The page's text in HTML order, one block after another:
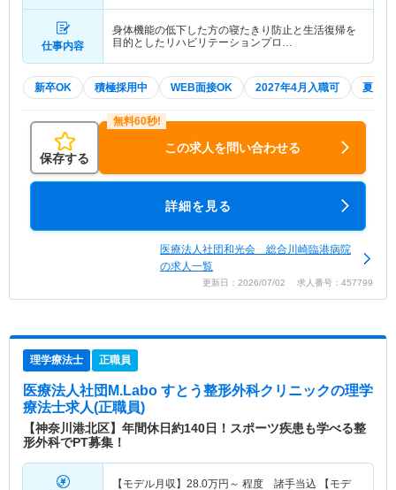
仕事内容
身体機能の低下した方の寝たきり防止と生活復帰を
目的としたリハビリテーションプロ…
新卒OK 積極採用中 WEB面接OK 2027年4月入職可 夏～
保存する
この求人を問い合わせる
詳細を見る
医療法人社団和光会 総合川崎臨港病院
の求人一覧
更新日：2026/07/02 求人番号：457799
理学療法士 正職員
医療法人社団M.Labo すとう整形外科クリニックの理学
療法士求人(正職員)
【神奈川港北区】年間休日約140日！スポーツ疾患も学べる整
形外科でPT募集！
【モデル月収】 28.0万円～ 程度 諸手当込 【モデ